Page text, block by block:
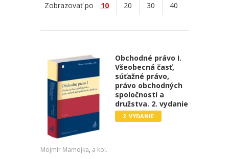
Zobrazovať po 10 20 30 40
Obchodné právo I.
Všeobecná časť,
súťažné právo,
právo obchodných
spoločností a
družstva. 2. vydanie
2. VYDANIE
Mojmír Mamojka, a kol.